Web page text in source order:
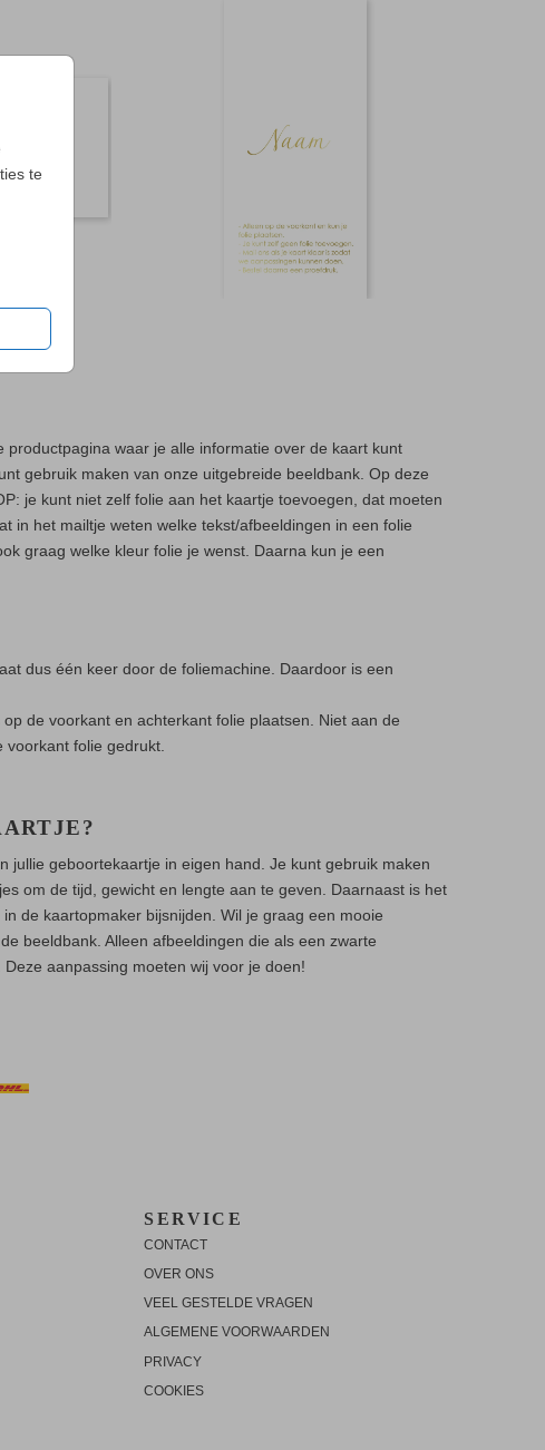
te
waar je alle informatie over de kaart kunt
gebruik maken van onze uitgebreide beeldbank. Op deze
je kunt niet zelf folie aan het kaartje toevoegen, dat moeten
in het mailtje weten welke tekst/afbeeldingen in een folie
graag welke kleur folie je wenst. Daarna kun je een
dus één keer door de foliemachine. Daardoor is een
de voorkant en achterkant folie plaatsen. Niet aan de
folie gedrukt.
jullie geboortekaartje in eigen hand. Je kunt gebruik maken
om de tijd, gewicht en lengte aan te geven. Daarnaast is het
de kaartopmaker bijsnijden. Wil je graag een mooie
beeldbank. Alleen afbeeldingen die als een zwarte
aanpassing moeten wij voor je doen!
SERVICE
CONTACT
OVER ONS
VEEL GESTELDE VRAGEN
ALGEMENE VOORWAARDEN
PRIVACY
COOKIES